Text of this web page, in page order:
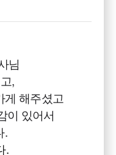
님
,
게 해주셨고
이 있어서
.
.